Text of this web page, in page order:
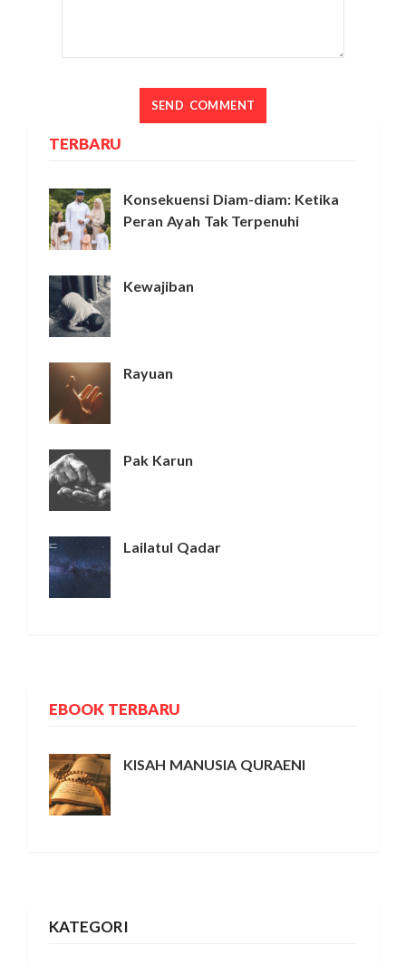
TERBARU
Konsekuensi Diam-diam: Ketika
Peran Ayah Tak Terpenuhi
Kewajiban
Rayuan
Pak Karun
Lailatul Qadar
EBOOK TERBARU
KISAH MANUSIA QURAENI
KATEGORI